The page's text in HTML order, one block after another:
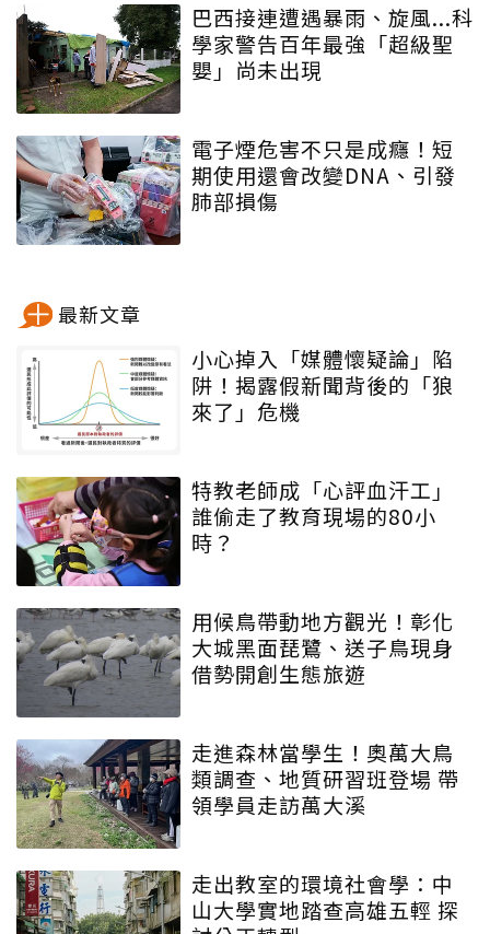
巴西接連遭遇暴雨、旋風...科
學家警告百年最強「超級聖
嬰」尚未出現
電子煙危害不只是成癮！短
期使用還會改變DNA、引發
肺部損傷
最新文章
小心掉入「媒體懷疑論」陷
阱！揭露假新聞背後的「狼
來了」危機
特教老師成「心評血汗工」
誰偷走了教育現場的80小
時？
用候鳥帶動地方觀光！彰化
大城黑面琵鷺、送子鳥現身
借勢開創生態旅遊
走進森林當學生！奧萬大鳥
類調查、地質研習班登場 帶
領學員走訪萬大溪
走出教室的環境社會學：中
山大學實地踏查高雄五輕 探